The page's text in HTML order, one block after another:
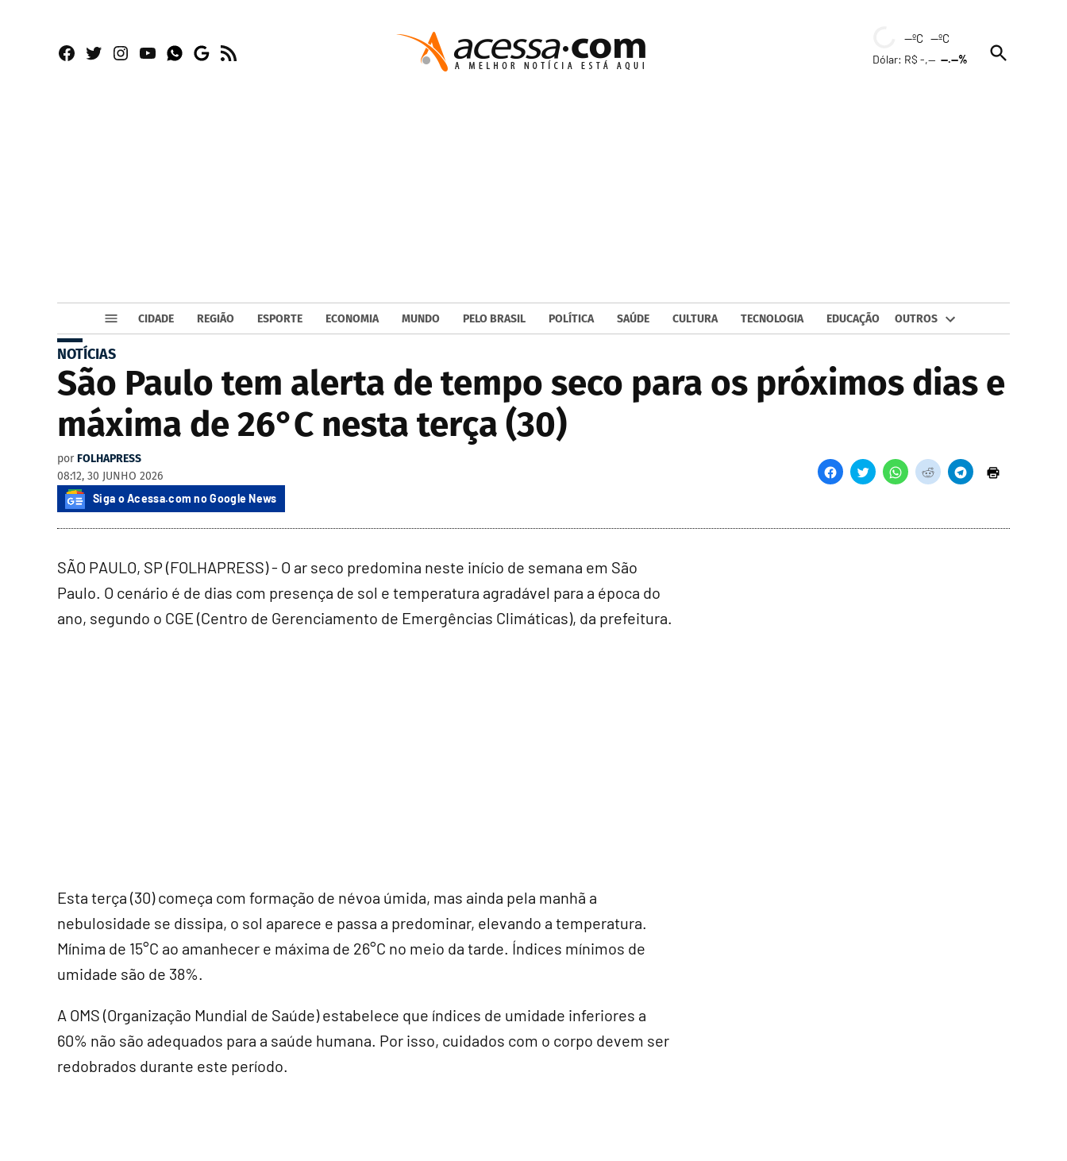
Facebook
TwitterInstagram
YouTubeWhatsapp
Google
RSS
--ºC --ºC
Dólar: R$ -,----.--%
Open
Search
CIDADE REGIÃO ESPORTE ECONOMIA MUNDO PELO BRASIL POLÍTICA SAÚDE CULTURA TECNOLOGIA EDUCAÇÃO OUTROS
NOTÍCIAS
São Paulo tem alerta de tempo seco para os próximos dias e
máxima de 26°C nesta terça (30)
por FOLHAPRESS
08:12, 30 JUNHO 2026
Siga o Acessa.com no Google News
SÃO PAULO, SP (FOLHAPRESS) - O ar seco predomina neste início de semana em São
Paulo. O cenário é de dias com presença de sol e temperatura agradável para a época do
ano, segundo o CGE (Centro de Gerenciamento de Emergências Climáticas), da prefeitura.
Esta terça (30) começa com formação de névoa úmida, mas ainda pela manhã a
nebulosidade se dissipa, o sol aparece e passa a predominar, elevando a temperatura.
Mínima de 15°C ao amanhecer e máxima de 26°C no meio da tarde. Índices mínimos de
umidade são de 38%.
A OMS (Organização Mundial de Saúde) estabelece que índices de umidade inferiores a
60% não são adequados para a saúde humana. Por isso, cuidados com o corpo devem ser
redobrados durante este período.